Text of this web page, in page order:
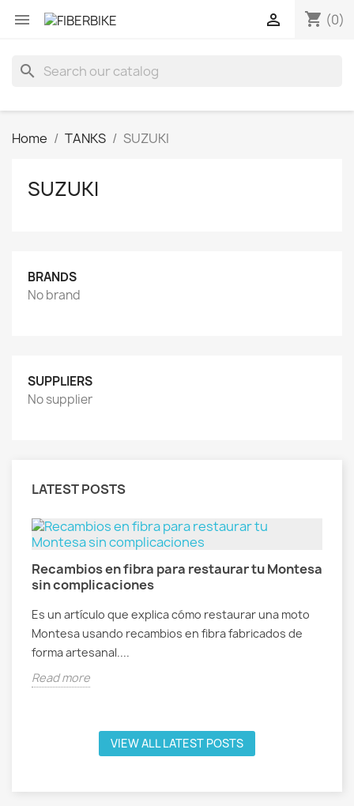
 shopping_cart (0)

search
Home TANKS SUZUKI
SUZUKI
BRANDS
No brand
SUPPLIERS
No supplier
LATEST POSTS
Recambios en fibra para restaurar tu Montesa
sin complicaciones
Es un artículo que explica cómo restaurar una moto
Montesa usando recambios en fibra fabricados de
forma artesanal....
Read more
VIEW ALL LATEST POSTS